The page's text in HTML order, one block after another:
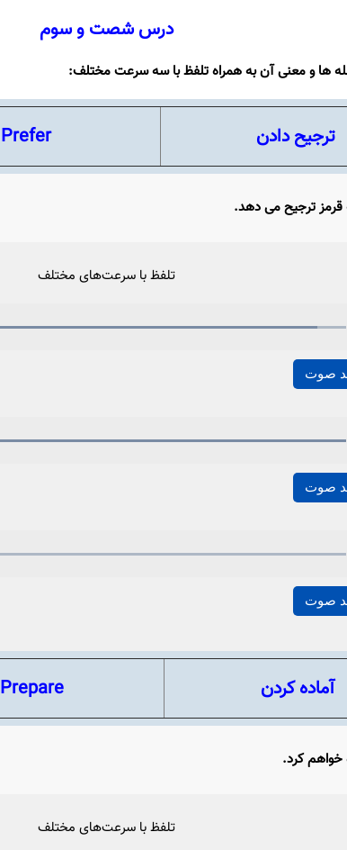
درس شصت و سوم
ها و معنی آن به همراه تلفظ با سه سرعت مختلف:
ترجیح دادن Prefer
قرمز ترجیح می دهد.
تلفظ با سرعت‌های مختلف
Loaded:
صوت
Loaded:
صوت
صوت
آماده کردن Prepare
خواهم کرد.
تلفظ با سرعت‌های مختلف